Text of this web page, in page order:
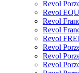
Revol
Revol
Revol
Revol
Revol
Revol
Revol
Revol